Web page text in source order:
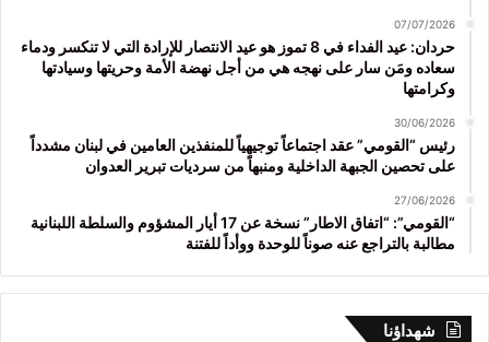
07/07/2026
حردان: عيد الفداء في 8 تموز هو عيد الانتصار للإرادة التي لا تنكسر ودماء
سعاده ومَن سار على نهجه هي من أجل نهضة الأمة وحريتها وسيادتها
وكرامتها
30/06/2026
رئيس “القومي” عقد اجتماعاً توجيهياً للمنفذين العامين في لبنان مشدداً
على تحصين الجبهة الداخلية ومنبهاً من سرديات تبرير العدوان
27/06/2026
“القومي”: “اتفاق الاطار” نسخة عن 17 أيار المشؤوم والسلطة اللبنانية
مطالبة بالتراجع عنه صوناً للوحدة ووأداً للفتنة
شهداؤنا